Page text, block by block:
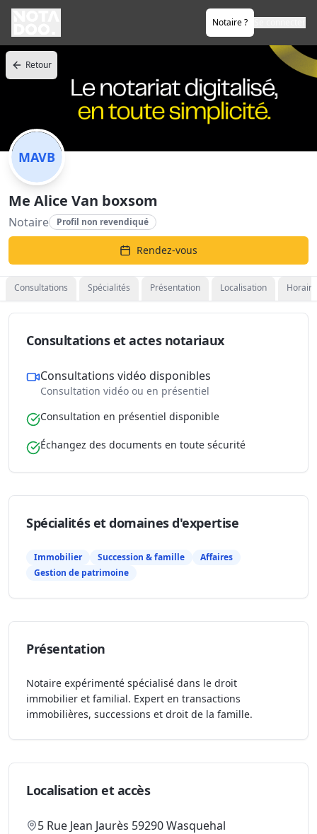
Notaire ?
Retour
MAVB
Me Alice Van boxsom
Notaire Profil non revendiqué
Rendez-vous
Consultations Spécialités Présentation Localisation
Consultations et actes notariaux
Consultations vidéo disponibles
Consultation vidéo ou en présentiel
Consultation en présentiel disponible
Échangez des documents en toute sécurité
Spécialités et domaines d'expertise
Immobilier Succession & famille
Affaires
Gestion de patrimoine
Présentation
Notaire expérimenté spécialisé dans le droit
immobilier et familial. Expert en transactions
immobilières, successions et droit de la famille.
Localisation et accès
5 Rue Jean Jaurès 59290 Wasquehal